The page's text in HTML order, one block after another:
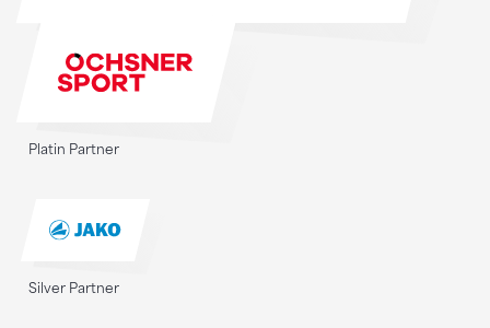
Platin Partner
Silver Partner